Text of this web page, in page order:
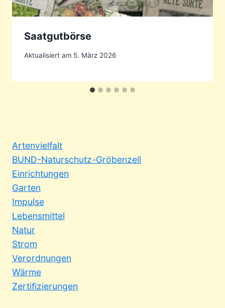
Saatgutbörse
Aktualisiert am 5. März 2026
Artenvielfalt
BUND-Naturschutz-Gröbenzell
Einrichtungen
Garten
Impulse
Lebensmittel
Natur
Strom
Verordnungen
Wärme
Zertifizierungen